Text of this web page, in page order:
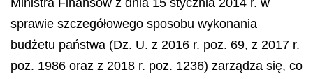
Ministra Finansów z dnia 15 stycznia 2014 r. w
sprawie szczegółowego sposobu wykonania
budżetu państwa (Dz. U. z 2016 r. poz. 69, z 2017 r.
poz. 1986 oraz z 2018 r. poz. 1236) zarządza się, co